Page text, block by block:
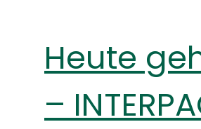
Heute
–